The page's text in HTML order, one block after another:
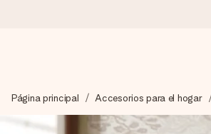
Preparamos tu regalo con cuidado y lo
Página principal Accesorios para el hogar